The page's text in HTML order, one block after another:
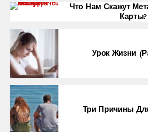
Что Нам Скажут
Карты?
Урок Жизни
Три Причины